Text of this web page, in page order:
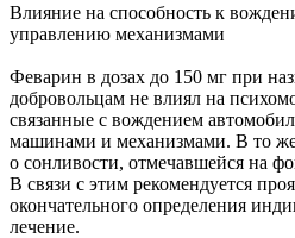
Влияние на способность к
управлению механизмами
Феварин в дозах до 150 мг при
добровольцам не влиял на
связанные с вождением
машинами и механизмами. В то
о сонливости, отмечавшейся на
В связи с этим рекомендуется
окончательного определения
лечение.